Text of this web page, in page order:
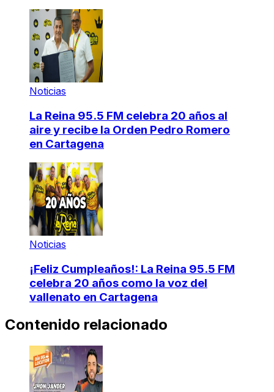
Noticias
La Reina 95.5 FM celebra 20 años al
aire y recibe la Orden Pedro Romero
en Cartagena
Noticias
¡Feliz Cumpleaños!: La Reina 95.5 FM
celebra 20 años como la voz del
vallenato en Cartagena
Contenido relacionado